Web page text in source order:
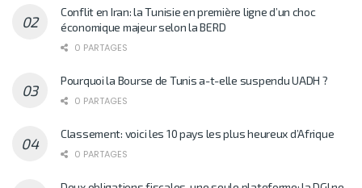
Conflit en Iran: la Tunisie en première ligne d’un choc
économique majeur selon la BERD
0 PARTAGES
Pourquoi la Bourse de Tunis a-t-elle suspendu UADH ?
0 PARTAGES
Classement: voici les 10 pays les plus heureux d’Afrique
0 PARTAGES